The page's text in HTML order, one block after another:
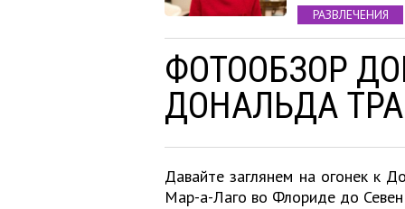
РАЗВЛЕЧЕНИЯ
ФОТООБЗОР
ДОНАЛЬДА
Давайте заглянем на огонек к
Мар-а-Лаго во Флориде до